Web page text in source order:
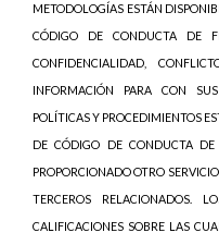
METODOLOGÍAS ESTÁN
CÓDIGO DE CONDUCTA DE
CONFIDENCIALIDAD,
INFORMACIÓN PARA CON
POLÍTICAS Y PROCEDIMIENTOS
DE CÓDIGO DE CONDUCTA
PROPORCIONADO OTRO
TERCEROS RELACIONADOS.
CALIFICACIONES SOBRE LAS